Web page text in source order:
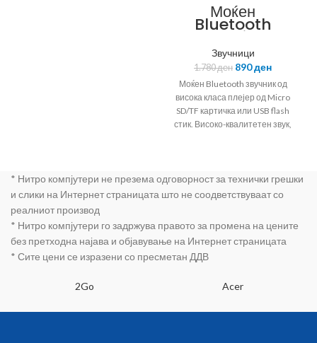
Моќен
Bluetooth
звучник Nitro N-
Blast 1 + mp3
плејер + радио
со антена
Звучници
1.780ден 890ден
Моќен Bluetooth звучник од
висока класа плејер од Micro
SD/TF картичка или USB flash
стик. Високо-квалитетен звук,
* Нитро компјутери не презема одговорност за технички грешки
и слики на Интернет страницата што не соодветствуваат со
реалниот производ
* Нитро компјутери го задржува правото за промена на цените
без претходна најава и објавување на Интернет страницата
* Сите цени се изразени со пресметан ДДВ
2Go Acer